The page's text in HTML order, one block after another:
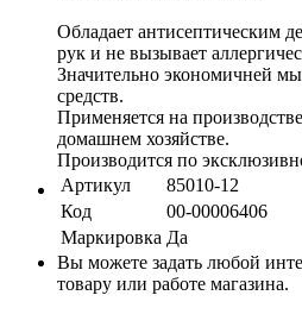
Обладает антисептическим
рук и не вызывает
Значительно экономичней
средств.
Применяется на
домашнем хозяйстве.
Производится по
Артикул
85010-12
Код
00-00006406
Маркировка Да
Вы можете задать любой
товару или работе магазина.